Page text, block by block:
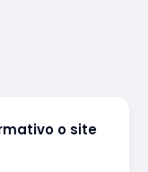
o site